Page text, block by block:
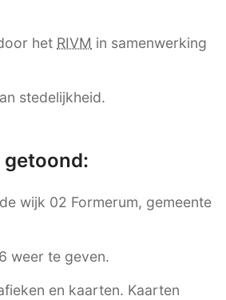
het RIVM in samenwerking
stedelijkheid.
getoond:
wijk 02 Formerum, gemeente
weer te geven.
en kaarten. Kaarten